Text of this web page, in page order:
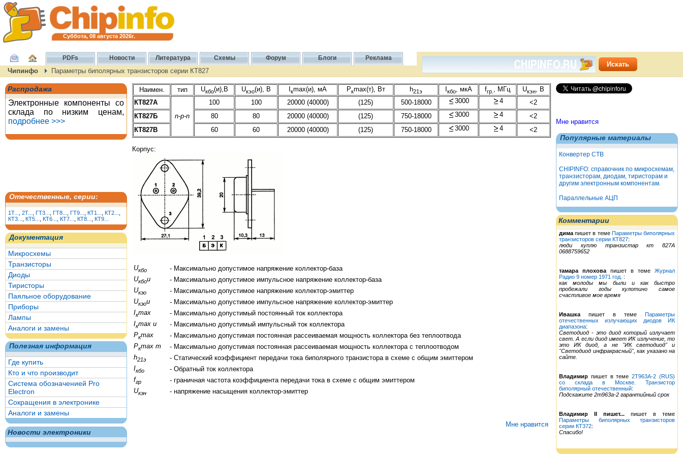
Суббота, 08 августа 2026г.
PDFs Новости Литература Схемы Форум Блоги Реклама
Чипинфо Параметры биполярных транзисторов серии КТ827
Распродажа
Электронные компоненты со
склада по низким ценам,
подробнее >>>
Отечественные, серии:
1T... 2T... ГТ3... ГТ8... ГТ9... КТ1... КТ2...
КТ3...
КТ5... КТ6... КТ7... КТ8... КТ9...
Документация
Микросхемы
Транзисторы
Диоды
Тиристоры
Паяльное оборудование
Приборы
Лампы
Аналоги и замены
Полезная информация
Где купить
Кто и что производит
Система обозначенией Pro
Electron
Сокращения в электронике
Аналоги и замены
Новости электроники
Мне нравится
Популярные материалы
Конвертер СТВ
CHIPINFO: справочник по микросхемам,
транзисторам, диодам, тиристорам и
другим электронным компонентам.
Параллельные АЦП
Комментарии
дима пишет в теме Параметры биполярных
транзисторов серии КТ827:
люди куплю транзистар кт 827А
0688759652
тамара плохова пишет в теме Журнал
Радио 9 номер 1971 год. :
как молоды мы были и как быстро
пробежали годы кулотино самое
счастливое мое время
Ивашка пишет в теме Параметры
отечественных излучающих диодов ИК
диапазона:
Светодиод - это диод который излучает
свет. А если диод имеет ИК излучение, то
это ИК диод, а не "ИК светодиод" и
"Светодиод инфракрасный", как указано на
сайте.
Владимир пишет в теме2Т963А-2 (RUS)
со склада в Москве. Транзистор
биполярный отечественный:
Подскажите 2т963а-2 гарантийный срок
Владимир II пишет... пишет в теме
Параметры биполярных транзисторов
серии КТ372:
Спасибо!
Наимен. тип Uкбо(и),В Uкэо(и), В кmax(и), мА Pкmax(т), Вт h21э кбо, мкА fгр. , МГц Uкэн, В
КТ827А
n-p-n
100 100 20000 (40000) (125) 500-18000 3000 4
<2
КТ827Б
80 80 20000 (40000) (125) 750-18000 3000 4
<2
КТ827В
60 60 20000 (40000) (125) 750-18000 3000 4 <2
Корпус:
Uкбо
- Максимально допустимое напряжение коллектор-база
Uкбои
- Максимально допустимое импульсное напряжение коллектор-база
Uкэо
- Максимально допустимое напряжение коллектор-эмиттер
Uкэои
- Максимально допустимое импульсное напряжение коллектор-эмиттер
Iкmax
- Максимально допустимый постоянный ток коллектора
Iкmax и
- Максимально допустимый импульсный ток коллектора
Pкmax
- Максимально допустимая постоянная рассеиваемая мощность коллектора без теплоотвода
Pкmax т
- Максимально допустимая постоянная рассеиваемая мощность коллектора с теплоотводом
h21э
- Статический коэффициент передачи тока биполярного транзистора в схеме с общим эмиттером
Iкбо
- Обратный ток коллектора
fгр
- граничная частота коэффициента передачи тока в схеме с общим эмиттером
Uкэн - напряжение насыщения коллектор-эмиттер
Мне нравится